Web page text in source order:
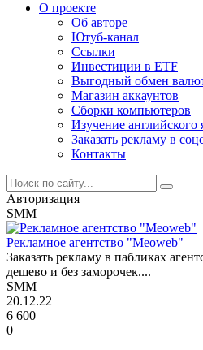
О проекте
Об авторе
Ютуб-канал
Ссылки
Инвестиции в ETF
Выгодный обмен
Магазин аккаунтов
Сборки компьютеров
Изучение английского
Заказать рекламу в
Контакты
Авторизация
SMM
Рекламное агентство "Meoweb"
Заказать рекламу в пабликах
дешево и без заморочек....
SMM
20.12.22
6 600
0